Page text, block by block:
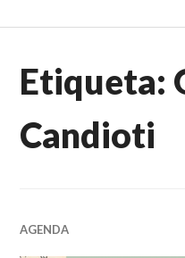
al VENDER+LIBROS
Etiqueta:
Candioti
AGENDA